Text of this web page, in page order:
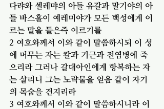
다랴와 셀레먀의 아들 유갈과 말기야의 아
들 바스훌이 예레미야가 모든 백성에게 이
르는 말을 들은즉 이르기를
2 여호와께서 이와 같이 말씀하시되 이 성
에 머무는 자는 칼과 기근과 전염병에 죽
으리라 그러나 갈대아인에게 항복하는 자
는 살리니 그는 노략물을 얻음 같이 자기
의 목숨을 건지리라
3 여호와께서 이와 같이 말씀하시니라 이